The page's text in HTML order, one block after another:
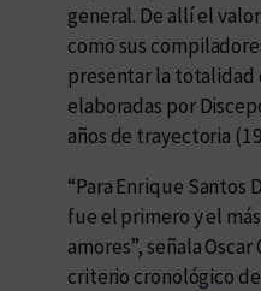
general. De allí el
como sus
presentar la totalidad
elaboradas por
años de trayectoria
“Para Enrique Santos
fue el primero y el
amores”, señala
criterio cronológico